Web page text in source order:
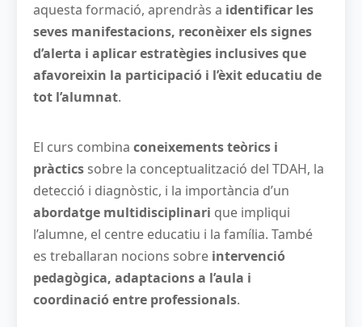
aquesta formació, aprendràs a identificar les
seves manifestacions, reconèixer els signes
d’alerta i aplicar estratègies inclusives que
afavoreixin la participació i l’èxit educatiu de
tot l’alumnat.
El curs combina coneixements teòrics i
pràctics sobre la conceptualització del TDAH, la
detecció i diagnòstic, i la importància d’un
abordatge multidisciplinari que impliqui
l’alumne, el centre educatiu i la família. També
es treballaran nocions sobre intervenció
pedagògica, adaptacions a l’aula i
coordinació entre professionals.